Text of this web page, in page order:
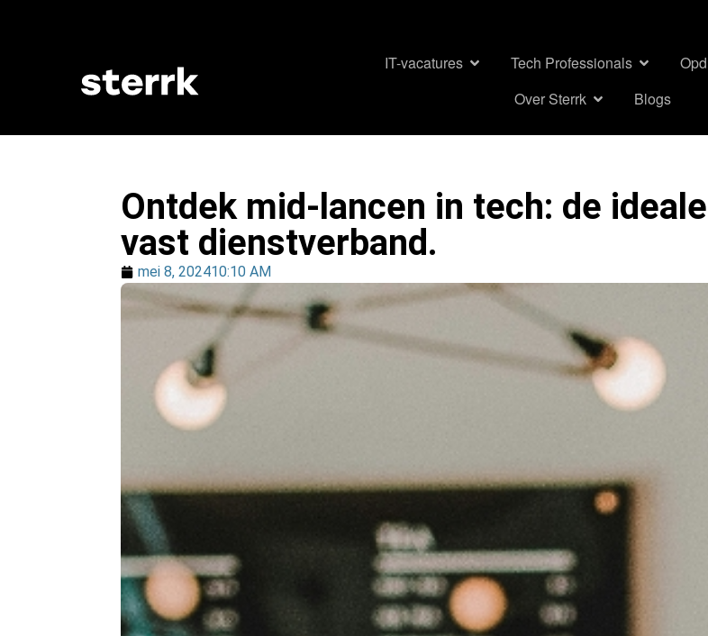
IT-vacatures Tech Professionals
Over Sterrk
Blogs
Ontdek mid-lancen in tech: de
vast dienstverband.
mei 8, 202410:10 AM